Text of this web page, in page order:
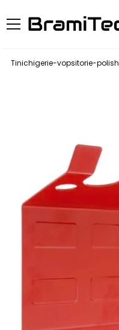
Tinichigerie-vopsitorie-polish